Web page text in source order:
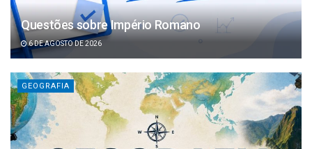
Questões sobre Império Romano
6 DE AGOSTO DE 2026
GEOGRAFIA